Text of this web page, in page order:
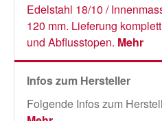
Edelstahl 18/10 /
120 mm. Lieferung
und Abflusstopen. Mehr
Infos zum Hersteller
Folgende Infos zum